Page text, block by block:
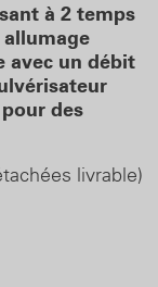
à 2 temps
avec un débit
des
livrable)